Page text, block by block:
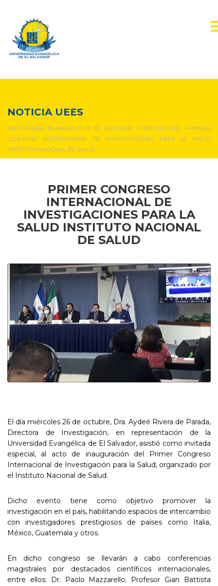
NOTICIA UEES
UNIVERSIDAD EVANGÉLICA DE EL SALVADOR > NOTICIAS 2022> PRIMER
CONGRESO INTERNACIONAL DE INVESTIGACIONES PARA LA SALUD
INSTITUTO NACIONAL DE SALUD
PRIMER CONGRESO
INTERNACIONAL DE
INVESTIGACIONES PARA LA
SALUD INSTITUTO NACIONAL
DE SALUD
El día miércoles 26 de octubre, Dra. Aydeé Rivera de Parada,
Directora de Investigación, en representación de la
Universidad Evangélica de El Salvador, asistió como invitada
especial, al acto de inauguración del Primer Congreso
Internacional de Investigación para la Salud, organizado por
el Instituto Nacional de Salud.
Dicho evento tiene como objetivo promover la
investigación en el país, habilitando espacios de intercambio
con investigadores prestigiosos de países como Italia,
México, Guatemala y otros.
En dicho congreso se llevarán a cabo conferencias
magistrales por destacados científicos internacionales,
entre ellos: Dr. Paolo Mazzarello; Profesor Gian Battista